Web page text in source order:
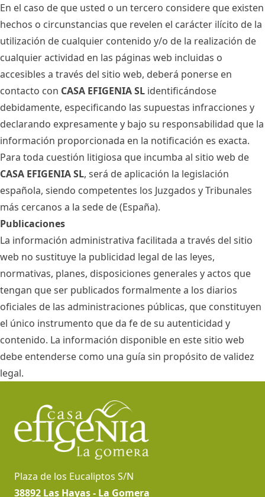
En el caso de que usted o un tercero considere que existen
hechos o circunstancias que revelen el carácter ilícito de la
utilización de cualquier contenido y/o de la realización de
cualquier actividad en las páginas web incluidas o
accesibles a través del sitio web, deberá ponerse en
contacto con CASA EFIGENIA SL identificándose
debidamente, especificando las supuestas infracciones y
declarando expresamente y bajo su responsabilidad que la
información proporcionada en la notificación es exacta.
Para toda cuestión litigiosa que incumba al sitio web de
CASA EFIGENIA SL, será de aplicación la legislación
española, siendo competentes los Juzgados y Tribunales
más cercanos a la sede de(España).
Publicaciones
La información administrativa facilitada a través del sitio
web no sustituye la publicidad legal de las leyes,
normativas, planes, disposiciones generales y actos que
tengan que ser publicados formalmente a los diarios
oficiales de las administraciones públicas, que constituyen
el único instrumento que da fe de su autenticidad y
contenido. La información disponible en este sitio web
debe entenderse como una guía sin propósito de validez
legal.
Plaza de los Eucaliptos S/N
38892 Las Hayas - La Gomera